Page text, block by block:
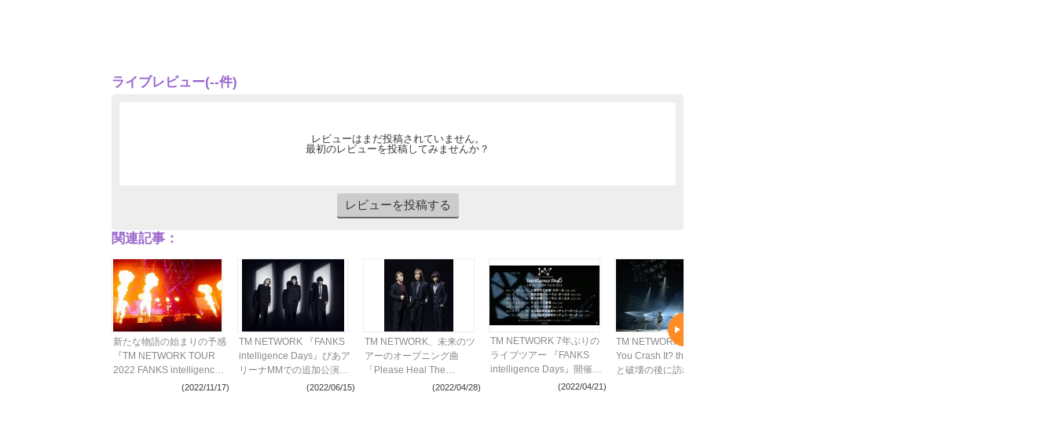
ライブレビュー(--件)
レビューはまだ投稿されていません。
最初のレビューを投稿してみませんか？
レビューを投稿する
関連記事：
新たな物語の始まりの予感
『TM NETWORK TOUR
2022 FANKS intelligence
Days』 ツアーファイナル
(2022/11/17)
TM NETWORK 『FANKS
intelligence Days』ぴあア
リーナMMでの追加公演開
催が決定＆NEWビジュア
(2022/06/15)
TM NETWORK、未来のツ
アーのオープニング曲
「Please Heal The
World」をLINE NFTにてリ
(2022/04/28)
TM NETWORK 7年ぶりの
ライブツアー 『FANKS
intelligence Days』開催決
(2022/04/21)
TM NETWORK『How Do
You Crash It? three』 創造
と破壊の後に訪れたのは新